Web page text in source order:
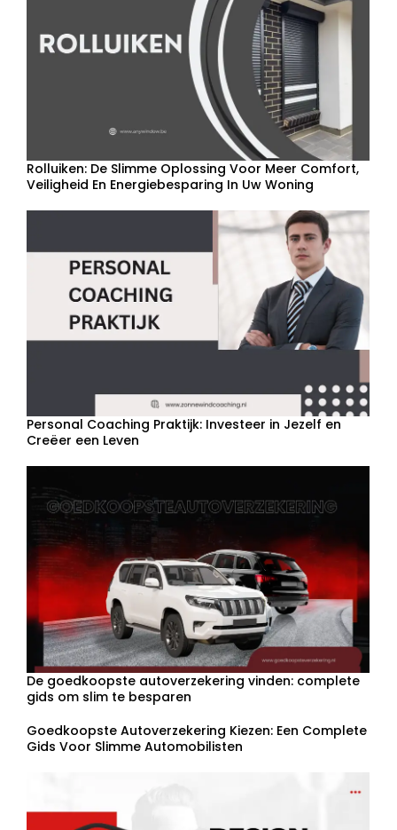
Rolluiken: De Slimme Oplossing Voor Meer Comfort,
Veiligheid En Energiebesparing In Uw Woning
Personal Coaching Praktijk: Investeer in Jezelf en
Creëer een Leven
De goedkoopste autoverzekering vinden: complete
gids om slim te besparen
Goedkoopste Autoverzekering Kiezen: Een Complete
Gids Voor Slimme Automobilisten